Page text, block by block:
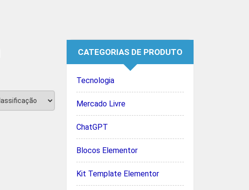
CATEGORIAS DE PRODUTO
Tecnologia
Mercado Livre
ChatGPT
Blocos Elementor
Kit Template Elementor